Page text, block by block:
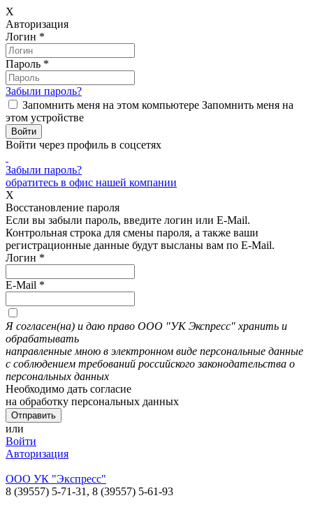
X
Авторизация
Логин *
Пароль *
Забыли пароль?
Запомнить меня на этом компьютере Запомнить меня на
этом устройстве
Войти через профиль в соцсетях
Забыли пароль?
обратитесь в офис нашей компании
X
Восстановление пароля
Если вы забыли пароль, введите логин или E-Mail.
Контрольная строка для смены пароля, а также ваши
регистрационные данные будут высланы вам по E-Mail.
Логин *
E-Mail *
Я согласен(на) и даю право ООО "УК Экспресс" хранить и
обрабатывать
направленные мною в электронном виде персональные данные
с соблюдением требований российского законодательства о
персональных данных
Необходимо дать согласие
на обработку персональных данных
или
Войти
Авторизация
ООО УК "Экспресс"
8 (39557) 5-71-31, 8 (39557) 5-61-93